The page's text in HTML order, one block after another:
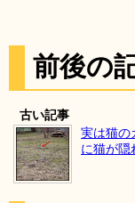
前後の
古い記事
実は猫の
に猫が隠